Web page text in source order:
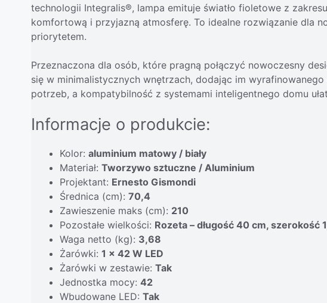
technologii Integralis®, lampa emituje światło fioletowe z
komfortową i przyjazną atmosferę. To idealne rozwiązanie dla
priorytetem.
Przeznaczona dla osób, które pragną połączyć nowoczesny
się w minimalistycznych wnętrzach, dodając im
potrzeb, a kompatybilność z systemami inteligentnego domu
Informacje o produkcie:
Kolor: aluminium matowy / biały
Materiał: Tworzywo sztuczne / Aluminium
Projektant: Ernesto Gismondi
Średnica (cm): 70,4
Zawieszenie maks (cm): 210
Pozostałe wielkości: Rozeta – długość 40 cm, szerokość
Waga netto (kg): 3,68
Żarówki: 1 x 42 W LED
Żarówki w zestawie: Tak
Jednostka mocy: 42
Wbudowane LED: Tak